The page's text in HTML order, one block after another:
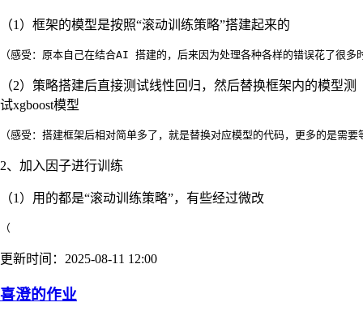
（1）框架的模型是按照“滚动训练策略”搭建起来的
（2）策略搭建后直接测试线性回归，然后替换框架内的模型测
试xgboost模型
2、加入因子进行训练
（1）用的都是“滚动训练策略”，有些经过微改
（
更新时间：2025-08-11 12:00
喜澄的作业